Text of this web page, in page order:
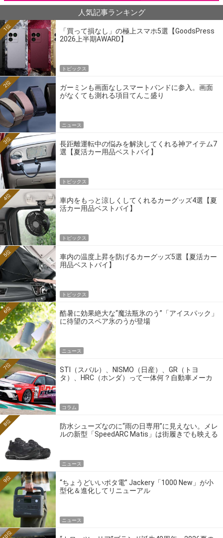
人気記事ランキング
「買って損なし」の極上スマホ5選【GoodsPress
2026上半期AWARD】
1位
トピックス
ガーミンも画面なしスマートバンドに参入。画面
がなくても測れる項目てんこ盛り
2位
ニュース
長距離運転中の悩みを解決してくれる神アイテム7
選【夏活カー用品ベストバイ】
3位
トピックス
車内をもっと涼しくしてくれるカーグッズ4選【夏
活カー用品ベストバイ】
4位
トピックス
車内の温度上昇を防げるカーグッズ5選【夏活カー
用品ベストバイ】
5位
トピックス
酷暑に効果絶大な“魔法瓶氷のう”「アイスパック」
に待望のスペア氷のうが登場
6位
ニュース
STI（スバル）、NISMO（日産）、GR（トヨ
タ）、HRC（ホンダ）って一体何？自動車メーカ
7位
コラム
防水シューズなのに“雨の日専用”に見えない。メレ
ルの新型「SpeedARC Matis」は街履きでも映える
8位
ニュース
“ちょうどいいポタ電” Jackery「1000 New」が小
型化＆進化してリニューアル
9位
ニュース
10位